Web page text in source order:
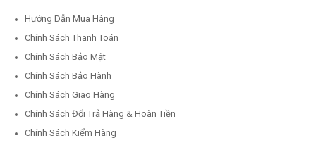
Hướng Dẫn Mua Hàng
Chính Sách Thanh Toán
Chính Sách Bảo Mật
Chính Sách Bảo Hành
Chính Sách Giao Hàng
Chính Sách Đổi Trả Hàng & Hoàn Tiền
Chính Sách Kiểm Hàng